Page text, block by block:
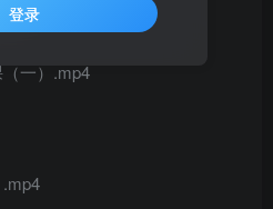
一）.mp4
登录